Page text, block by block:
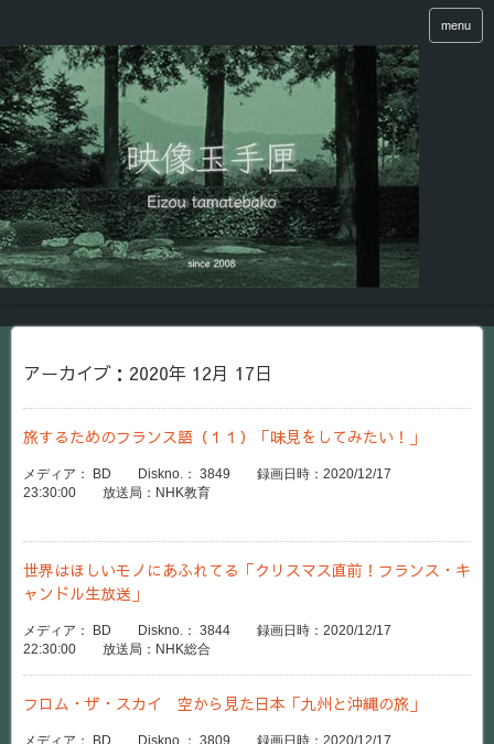
menu
アーカイブ：2020年 12月 17日
旅するためのフランス語（１１）「味見をしてみたい！」
メディア： BD Diskno.： 3849 録画日時：2020/12/17
23:30:00 放送局：NHK教育
世界はほしいモノにあふれてる「クリスマス直前！フランス・キ
ャンドル生放送」
メディア： BD Diskno.： 3844 録画日時：2020/12/17
22:30:00 放送局：NHK総合
フロム・ザ・スカイ 空から見た日本「九州と沖縄の旅」
メディア： BD Diskno.： 3809 録画日時：2020/12/17